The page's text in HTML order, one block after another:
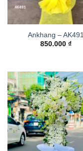
Ankhang – AK491
850.000 ₫